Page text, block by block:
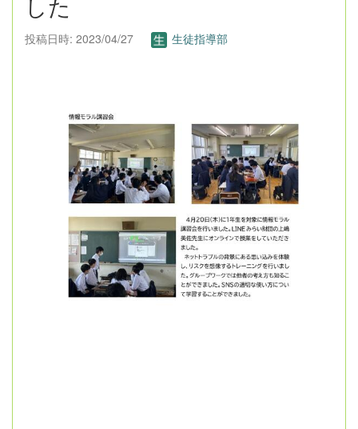
投稿日時: 2023/04/27 生徒指導部